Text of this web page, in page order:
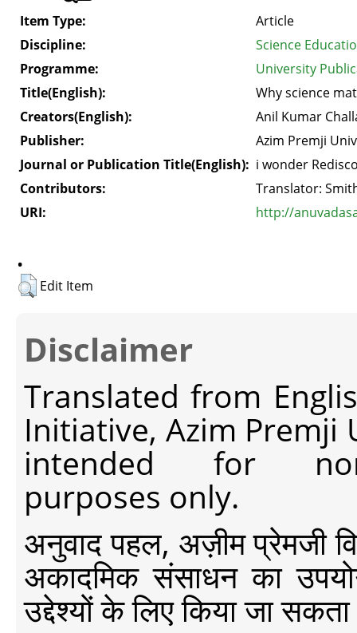
Item Type:
Article
Discipline:
Science
Programme:
University
Title(English):
Why science
Creators(English):
Anil Kumar
Publisher:
Azim Premji
Journal or Publication Title(English): i wonder
Contributors:
Translator:
URI:
http://
.
Edit Item
Disclaimer
Translated from
Initiative, Azim Premji
intended for non-
purposes only.
अनुवाद पहल, अज़ीम प्रेमजी
अकादमिक संसाधन का
उद्देश्यों के लिए किया जा